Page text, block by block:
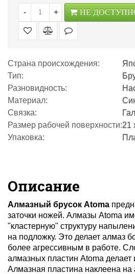
- + НЕ
Страна происхождения:
Тип:
Разновидность:
Материал:
Связка:
Размер рабочей поверхности:21
Упаковка:
Описание
Алмазный брусок Atoma
заточки ножей. Алмазы Atoma
"кластерную" структуру
на подложку. Это делает алмаз
более агрессивным в работе.
алмазных пластин Atoma делает
Алмазная пластина наклеена